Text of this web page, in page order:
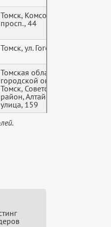
Томск, Комсомольский
просп., 44
Томск, ул. Гоголя, 15
Томская область, Томск
городской округ,
Томск, Советский
район, Алтайская
улица, 159